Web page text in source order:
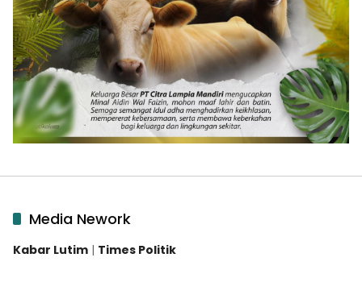
Media Nework
Kabar Lutim | Times Politik